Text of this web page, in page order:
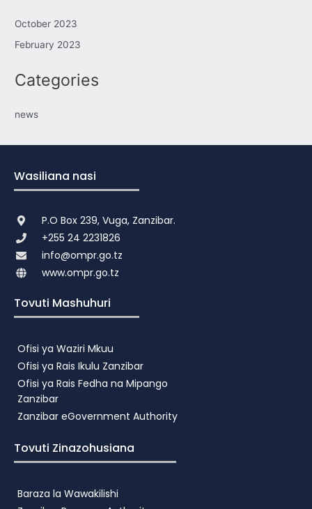
October 2023
February 2023
Categories
news
Wasiliana nasi
P.O Box 239, Vuga, Zanzibar.
+255 24 2231826
info@ompr.go.tz
www.ompr.go.tz
Tovuti Mashuhuri
Ofisi ya Waziri Mkuu
Ofisi ya Rais Ikulu Zanzibar
Ofisi ya Rais Fedha na Mipango
Zanzibar
Zanzibar eGovernment Authority
Tovuti Zinazohusiana
Baraza la Wawakilishi